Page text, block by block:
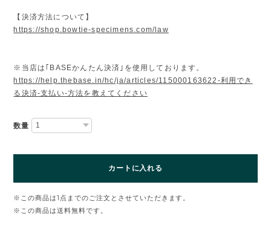
【決済方法について】
https://shop.bowtie-specimens.com/law
※当店は｢BASEかんたん決済｣を使用しております。
https://help.thebase.in/hc/ja/articles/115000163622-利用でき
る決済-支払い-方法を教えてください
数量
カートに入れる
※この商品は1点までのご注文とさせていただきます。
※この商品は送料無料です。